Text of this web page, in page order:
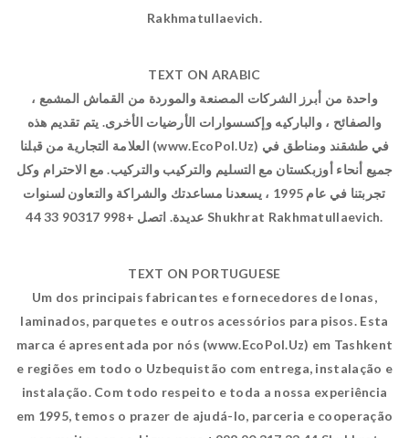
Rakhmatullaevich.
TEXT ON ARABIC
واحدة من أبرز الشركات المصنعة والموردة من القماش المشمع ،
والصفائح ، والباركيه وإكسسوارات الأرضيات الأخرى. يتم تقديم هذه
العلامة التجارية من قبلنا (www.EcoPol.Uz) في طشقند ومناطق في
جميع أنحاء أوزبكستان مع التسليم والتركيب والتركيب. مع الاحترام وكل
تجربتنا في عام 1995 ، يسعدنا مساعدتك والشراكة والتعاون لسنوات
عديدة. اتصل +998 90317 33 44 Shukhrat Rakhmatullaevich.
TEXT ON PORTUGUESE
Um dos principais fabricantes e fornecedores de lonas,
laminados, parquetes e outros acessórios para pisos. Esta
marca é apresentada por nós (www.EcoPol.Uz) em Tashkent
e regiões em todo o Uzbequistão com entrega, instalação e
instalação. Com todo respeito e toda a nossa experiência
em 1995, temos o prazer de ajudá-lo, parceria e cooperação